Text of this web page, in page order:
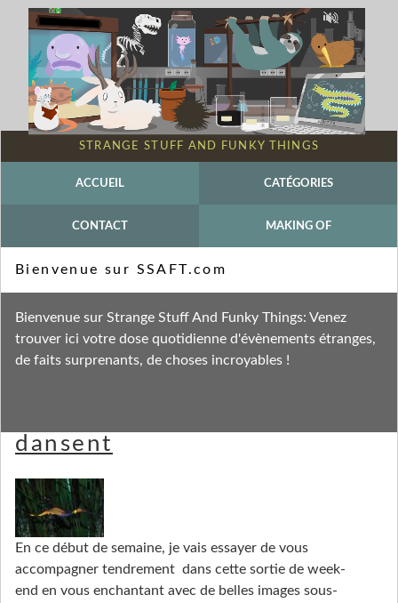
STRANGE STUFF AND FUNKY THINGS
ACCUEIL CATÉGORIES
CONTACT MAKING OF
Fil des commentaires
dansent
En ce début de semaine, je vais essayer de vous
accompagner tendrement dans cette sortie de week-
end en vous enchantant avec de belles images sous-
Bienvenue sur SSAFT.com
Bienvenue sur Strange Stuff And Funky Things: Venez
trouver ici votre dose quotidienne d'évènements étranges,
de faits surprenants, de choses incroyables !